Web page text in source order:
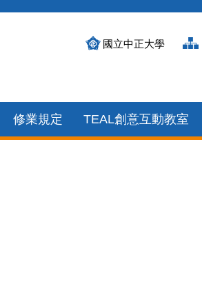
國立中正大學
修業規定 TEAL創意互動教室